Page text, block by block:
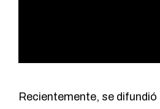
Recientemente, se